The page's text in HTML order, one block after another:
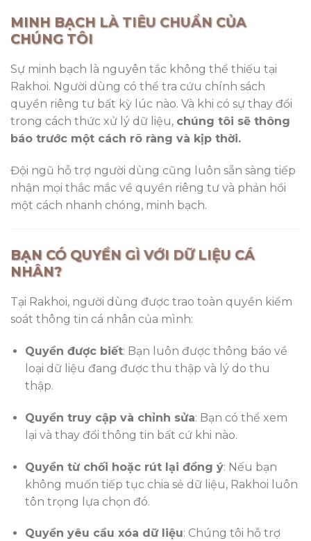
MINH BẠCH LÀ TIÊU CHUẨN CỦA
CHÚNG TÔI
Sự minh bạch là nguyên tắc không thể thiếu tại
Rakhoi. Người dùng có thể tra cứu chính sách
quyền riêng tư bất kỳ lúc nào. Và khi có sự thay đổi
trong cách thức xử lý dữ liệu, chúng tôi sẽ thông
báo trước một cách rõ ràng và kịp thời.
Đội ngũ hỗ trợ người dùng cũng luôn sẵn sàng tiếp
nhận mọi thắc mắc về quyền riêng tư và phản hồi
một cách nhanh chóng, minh bạch.
BẠN CÓ QUYỀN GÌ VỚI DỮ LIỆU CÁ
NHÂN?
Tại Rakhoi, người dùng được trao toàn quyền kiểm
soát thông tin cá nhân của mình:
Quyền được biết: Bạn luôn được thông báo về
loại dữ liệu đang được thu thập và lý do thu
thập.
Quyền truy cập và chỉnh sửa: Bạn có thể xem
lại và thay đổi thông tin bất cứ khi nào.
Quyền từ chối hoặc rút lại đồng ý: Nếu bạn
không muốn tiếp tục chia sẻ dữ liệu, Rakhoi luôn
tôn trọng lựa chọn đó.
Quyền yêu cầu xóa dữ liệu: Chúng tôi hỗ trợ